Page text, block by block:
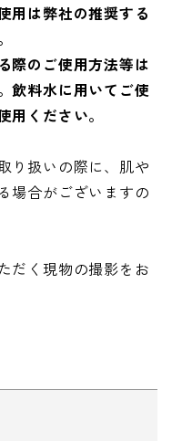
用は弊社の推奨する
際のご使用方法等は
飲料水に用いてご使
ください。
り扱いの際に、肌や
場合がございますの
だく現物の撮影をお